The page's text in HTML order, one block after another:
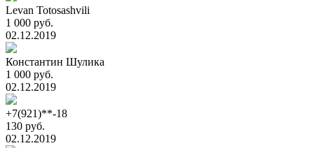
Levan Totosashvili
1 000 руб.
02.12.2019
Константин Шулика
1 000 руб.
02.12.2019
+7(921)**-18
130 руб.
02.12.2019